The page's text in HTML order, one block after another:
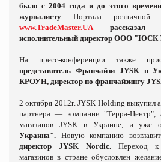
было с 2004 года и до этого
журналистуПортала
www.TradeMaster.UA
исполнительный директор ООО "ЮСК
На пресс-конференции также
представитель Франчайзи JYSK в
КРОУН, директор по франчайзингу
2 октября 2012г. JYSK Holding выкупил
партнера — компании "Терра-
магазинов JYSK в Украине, и уже
Украина". Новую компанию
директор JYSK Nordic. Переход к
магазинов в стране обусловлен